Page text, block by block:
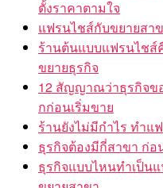
ตั้งราคาตามใจ
แฟรนไชส์กับขยายสา
ร้านต้นแบบแฟรนไชส์
ขยายธุรกิจ
12 สัญญาณว่าธุรกิจข
กก่อนเริ่มขาย
ร้านยังไม่มีกำไร ทำแ
ธุรกิจต้องมีกี่สาขา ก่อ
ธุรกิจแบบไหนทำเป็น